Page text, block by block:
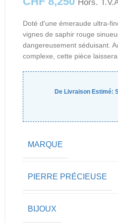
Hors.
Doté d'une émeraude ultra-
vignes de saphir rouge
dangereusement séduisant.
complexe, cette pièce
De Livraison Estimé:
MARQUE
PIERRE PRÉCIEUSE
BIJOUX